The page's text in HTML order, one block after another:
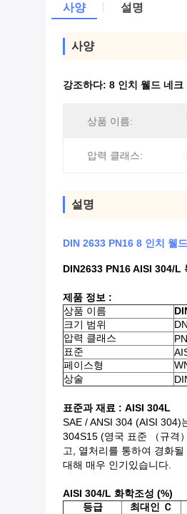
사양 설명
사양
강조하다: 8 인치 웰드 네크
상품 이름:
압력 클래스:
설명
DIN 2633 PN16 8 인치 웰
DIN2633 PN16 AISI 304/L
제품 정보 :
상품 이름
크기 범위
압력 클래스
표준
페이스형
상술
표준과 재료 : AISI 304L
SAE / ANSI 304 (AISI 304)
304S15 (영국 표준 （규격
고, 열처리를 통하여 경화
대해 매우 인기있습니다.
AISI 304/L 화학조성 (%)
등급
최대인 Ｃ